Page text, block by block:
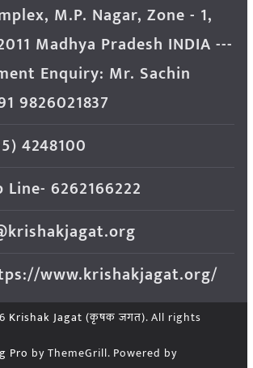
M.P. Nagar, Zone - 1,
Madhya Pradesh INDIA ---
Enquiry: Mr. Sachin
9826021837
4248100
6262166222
www.krishakjagat.org/
Krishak Jagat (कृषक जगत). All rights
Pro by ThemeGrill. Powered by